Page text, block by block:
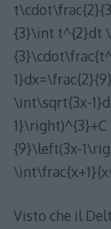
{3}\int t^{2}dt
\int\sqrt{3x-
{9}\left(3x-
Visto che il